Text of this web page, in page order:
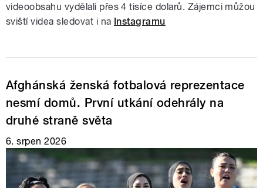
videoobsahu vydělali přes 4 tisíce dolarů. Zájemci můžou
sviští videa sledovat i na Instagramu
Afghánská ženská fotbalová reprezentace
nesmí domů. První utkání odehrály na
druhé straně světa
6. srpen 2026